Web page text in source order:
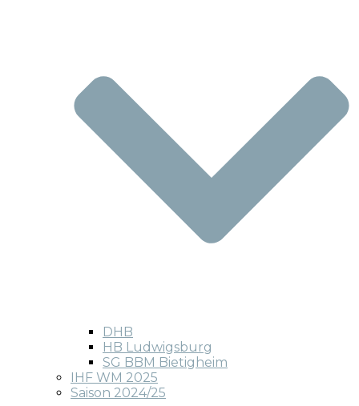
DHB
HB Ludwigsburg
SG BBM Bietigheim
IHF WM 2025
Saison 2024/25